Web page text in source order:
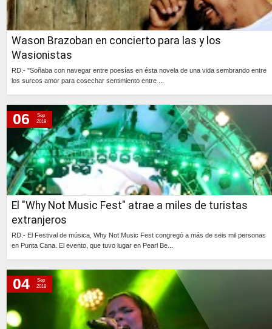
Wason Brazoban en concierto para las y los
Wasionistas
RD.- "Soñaba con navegar entre poesías en ésta novela de una vida sembrando entre
los surcos amor para cosechar sentimiento entre ...
El "Why Not Music Fest" atrae a miles de turistas
extranjeros
RD.- El Festival de música, Why Not Music Fest congregó a más de seis mil personas
en Punta Cana. El evento, que tuvo lugar en Pearl Be...
06
Sep
2018
04
Sep
2018